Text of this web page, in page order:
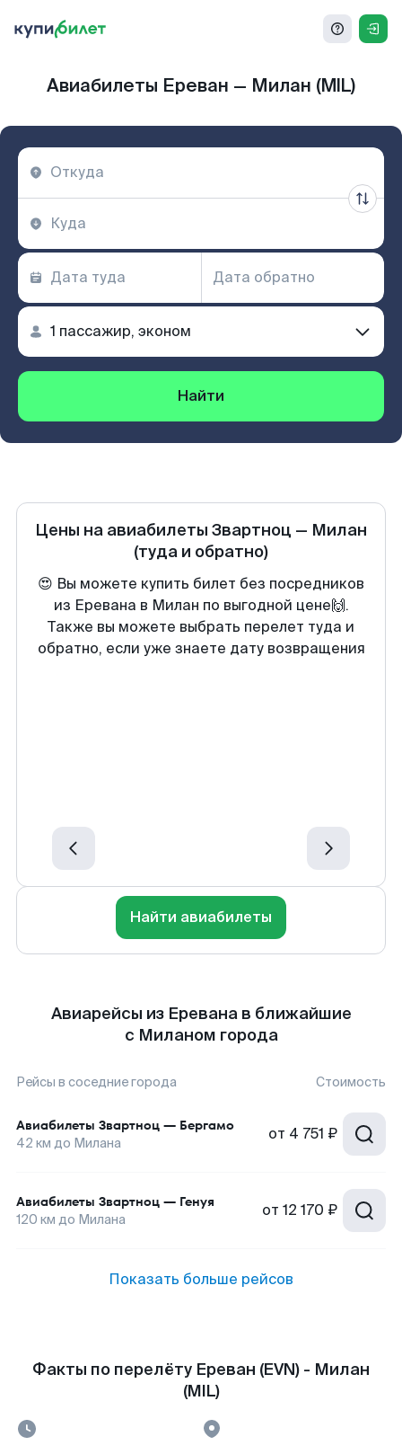
Авиабилеты Ереван — Милан (MIL)
Найти
Цены на авиабилеты Звартноц — Милан
(туда и обратно)
😍 Вы можете купить билет без посредников
из Еревана в Милан по выгодной цене🙌.
Также вы можете выбрать перелет туда и
обратно, если уже знаете дату возвращения
Найти авиабилеты
Авиарейсы из Еревана в ближайшие
с Миланом города
Рейсы в соседние города Стоимость
Авиабилеты Звартноц — Бергамо
42 км до Милана от 4 751 ₽
Авиабилеты Звартноц — Генуя
120 км до Милана от 12 170 ₽
Показать больше рейсов
Факты по перелёту Ереван (EVN) - Милан
(MIL)